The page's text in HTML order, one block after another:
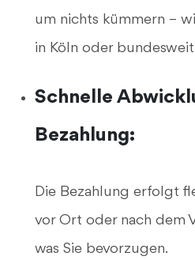
um nichts kümmern –
in Köln oder
Schnelle
Bezahlung:
Die Bezahlung erfolgt
vor Ort oder nach dem
was Sie bevorzugen.